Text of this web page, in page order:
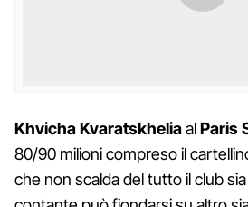
Khvicha KvaratskheliaalParis
80/90 milioni compreso il
che non scalda del tutto il club